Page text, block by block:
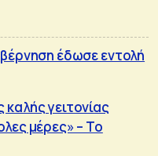
έδωσε εντολή
γειτονίας
μέρες» – Το